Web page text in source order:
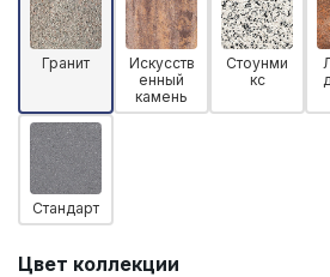
Гранит
Искусств
енный
камень
Стоунми
кс
Стандарт
Цвет коллекции